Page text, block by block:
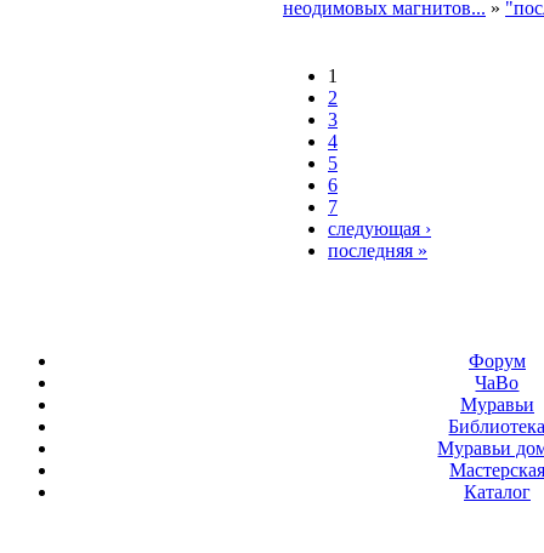
неодимовых магнитов... »
1
2
3
4
5
6
7
следующая ›
последняя »
Форум
ЧаВо
Муравьи
Муравьи
Мастерская
Каталог